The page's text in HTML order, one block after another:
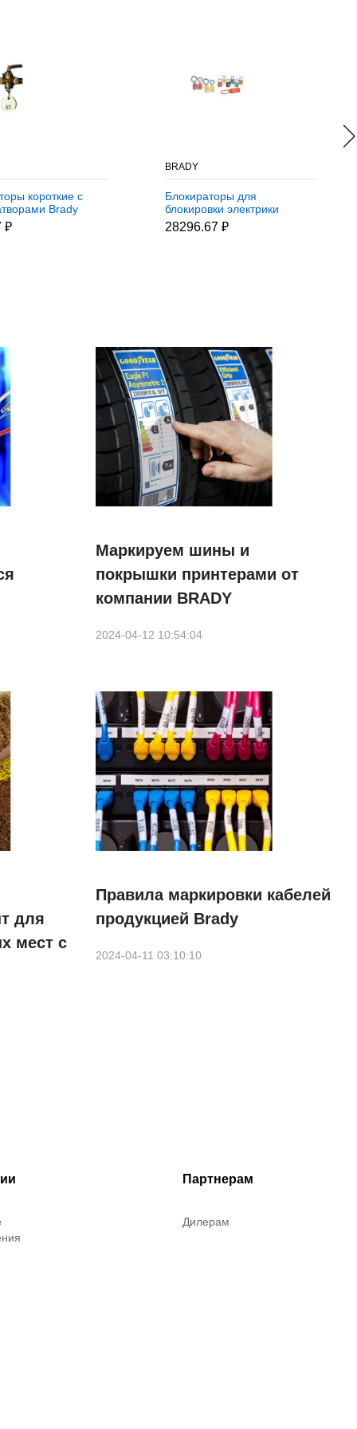
короткие с
Brady
короткий на 6
₽
BRADY
Блокираторы для
блокировки электрики
Brady замки,набор
28296.67 ₽
Маркируем шины и
покрышки принтерами от
компании BRADY
2024-04-12 10:54:04
для
мест с
Правила маркировки кабелей
продукцией Brady
2024-04-11 03:10:10
Партнерам
Дилерам